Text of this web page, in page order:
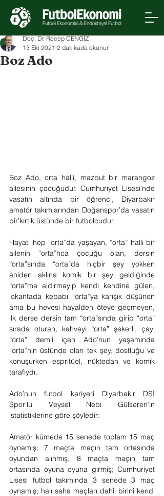
Boz Ado
Doç. Dr. Recep CENGİZ
13 Eki 2021 2 dakikada okunur
Boz Ado, orta halli, mazbut bir marangoz
ailesinin çocuğudur. Cumhuriyet Lisesi’nde
vasatın altında bir öğrenci, Diyarbakır
amatör takımlarından Doğanspor’da vasatın
bir’kırtik üstünde bir futbolcudur.
Hayatı hep “orta”da yaşayan, “orta” halli bir
ailenin “orta”nca çocuğu olan, dersin
“orta”sında “orta”da hiçbir şey yokken
aniden aklına komik bir şey geldiğinde
“orta”ma aldırmayıp kendi kendine gülen,
lokantada kebabı “orta”ya karışık düşünen
ama bu hevesi hayalden öteye geçmeyen,
ilk derse dersin tam “orta”sında girip “orta”
sırada oturan, kahveyi “orta” şekerli, çayı
“orta” demli içen Ado’nun yaşamında
“orta”nın üstünde olan tek şey, dostluğu ve
konuşurken espritüel, nüktedan ve komik
tarafıydı.
Ado’nun futbol kariyeri Diyarbakır DSİ
Spor’lu Veysel Nebi Gülseren’in
istatistiklerine göre şöyledir:
Amatör kümede 15 senede toplam 15 maç
oynamış; 7 maçta maçın tam ortasında
oyundan alınmış, 8 maçta maçın tam
ortasında oyuna oyuna girmiş; Cumhuriyet
Lisesi futbol takımında 3 senede 3 maç
oynamış; halı saha maçları dahil birini kendi